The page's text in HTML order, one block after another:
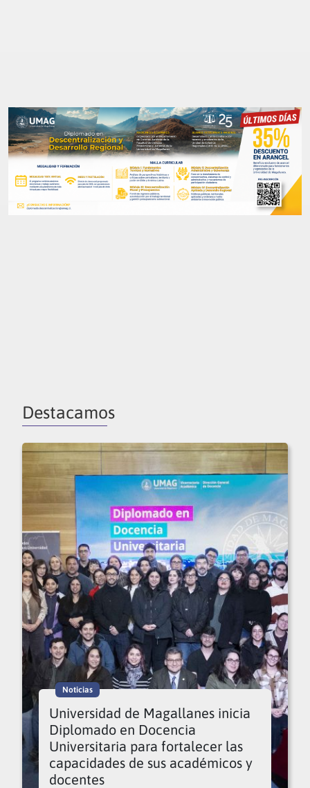
Destacamos
Noticias
Universidad de Magallanes inicia
Diplomado en Docencia
Universitaria para fortalecer las
capacidades de sus académicos y
docentes